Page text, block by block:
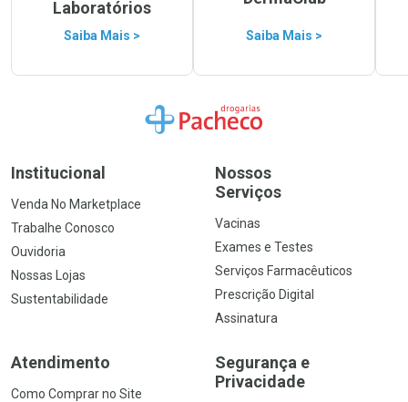
Laboratórios
Saiba Mais > Saiba Mais >
Ir para a Home
Institucional
Venda No Marketplace
Trabalhe Conosco
Ouvidoria
Nossas Lojas
Sustentabilidade
Nossos
Serviços
Vacinas
Exames e Testes
Serviços Farmacêuticos
Prescrição Digital
Assinatura
Atendimento
Como Comprar no Site
Segurança e
Privacidade